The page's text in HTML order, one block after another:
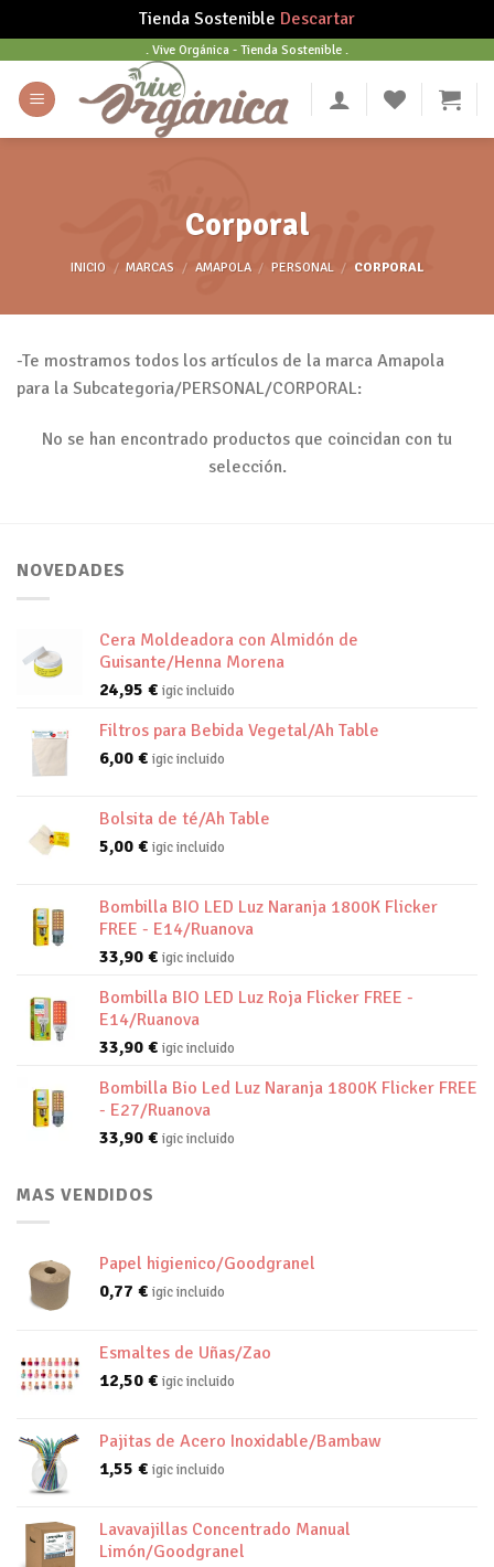
Tienda Sostenible Descartar
content
. Vive Orgánica - Tienda Sostenible .
Corporal
INICIO / MARCAS / AMAPOLA / PERSONAL / CORPORAL
-Te mostramos todos los artículos de la marca Amapola
para la Subcategoria/PERSONAL/CORPORAL:
No se han encontrado productos que coincidan con tu
selección.
NOVEDADES
Cera Moldeadora con Almidón de
Guisante/Henna Morena
24,95 € igic incluido
Filtros para Bebida Vegetal/Ah Table
6,00 € igic incluido
Bolsita de té/Ah Table
5,00 € igic incluido
Bombilla BIO LED Luz Naranja 1800K Flicker
FREE - E14/Ruanova
33,90 € igic incluido
Bombilla BIO LED Luz Roja Flicker FREE -
E14/Ruanova
33,90 € igic incluido
Bombilla Bio Led Luz Naranja 1800K Flicker FREE
- E27/Ruanova
33,90 € igic incluido
MAS VENDIDOS
Papel higienico/Goodgranel
0,77 € igic incluido
Esmaltes de Uñas/Zao
12,50 € igic incluido
Pajitas de Acero Inoxidable/Bambaw
1,55 € igic incluido
Lavavajillas Concentrado Manual
Limón/Goodgranel